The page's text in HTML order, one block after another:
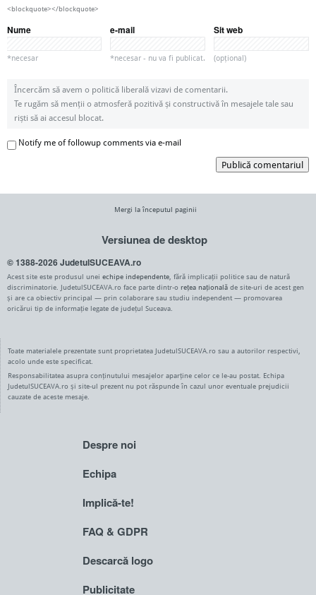
<blockquote></blockquote>
Nume
*necesar
e-mail
*necesar - nu va fi publicat.
Sit web
(opțional)
Încercăm să avem o politică liberală vizavi de comentarii.
Te rugăm să menții o atmosferă pozitivă și constructivă în mesajele tale sau
riști să ai accesul blocat.
Notify me of followup comments via e-mail
Publică comentariul
Mergi la începutul paginii
Versiunea de desktop
© 1388-2026 JudetulSUCEAVA.ro
Acest site este produsul unei echipe independente , fără implicații politice sau de natură
discriminatorie. JudetulSUCEAVA.ro face parte dintr-o rețea națională de site-uri de acest gen
și are ca obiectiv principal — prin colaborare sau studiu independent — promovarea
oricărui tip de informație legate de județul Suceava.
Toate materialele prezentate sunt proprietatea JudetulSUCEAVA.ro sau a autorilor respectivi,
acolo unde este specificat.
Responsabilitatea asupra conținutului mesajelor aparține celor ce le-au postat. Echipa
JudetulSUCEAVA.ro și site-ul prezent nu pot răspunde în cazul unor eventuale prejudicii
cauzate de aceste mesaje.
Despre noi
Echipa
Implică-te!
FAQ & GDPR
Descarcă logo
Publicitate